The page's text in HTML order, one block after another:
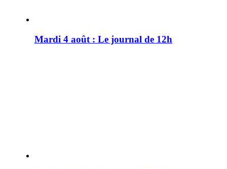
Mardi 4 août : Le journal de 12h